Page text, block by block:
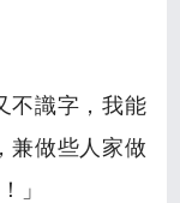
不識字，我能
兼做些人家做
」